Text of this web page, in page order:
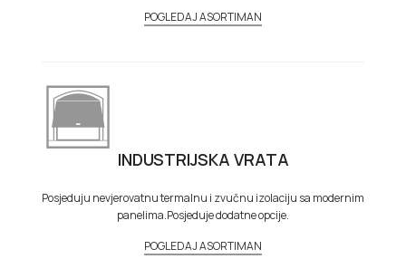
POGLEDAJ ASORTIMAN
INDUSTRIJSKA VRATA
Posjeduju nevjerovatnu termalnu i zvučnu izolaciju sa modernim
panelima.Posjeduje dodatne opcije.
POGLEDAJ ASORTIMAN